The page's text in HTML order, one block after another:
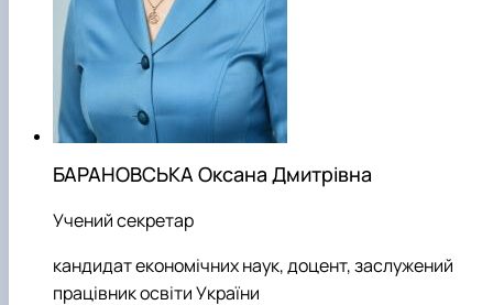
БАРАНОВСЬКА Оксана Дмитрівна
Учений секретар
кандидат економічних наук, доцент, заслужений
працівник освіти України